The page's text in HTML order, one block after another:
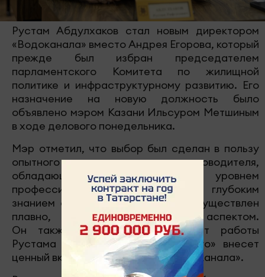
Рустам Абдулхаков стал новым директором
«Водоканала» вместо Андрея Егорова, который
прежде был избран председателем
парламентского Комитета по жилищной
политике и инфраструктурному развитию. Его
назначение на новую должность было
объявлено мэром Казани Ильсуром Метшиным
в ходе делового понедельника.
Мэр отметил, что выбор был сделан в пользу
опытного и грамотного руководителя,
обладающего высоким уровнем
профессиональных компетенций и глубоким
знанием отрасли. Переход был осуществлен
плавно, что является важным аспектом.
Он также подчеркнул, что опыт работы
Рустама Абдулхакова в «Казэнерго» внесет
ценный вклад в деятельность «Водоканала».